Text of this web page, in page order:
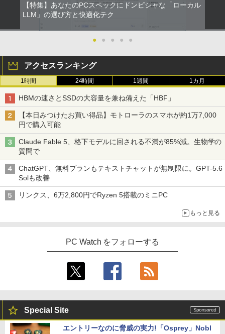
【特集】あなたのPCスペックにドンピシャな「ローカル
LLM」の選び方と快適化テク
● ● ● ● ●
アクセスランキング
1時間 24時間 1週間 1カ月
HBMの速さとSSDの大容量を兼ね備えた「HBF」
【本日みつけたお買い得品】モトローラのスマホが約1万7,000
円で購入可能
Claude Fable 5、格下モデルに回される不満が85%減。生物学の
質問で
ChatGPT、無料プランもテキストチャットが無制限に。GPT-5.6
Solも改善
リンクス、6万2,800円でRyzen 5搭載のミニPC
もっと見る
PC Watch をフォローする
Special Site
エントリーなのに脅威の実力!「Osprey」Nobl